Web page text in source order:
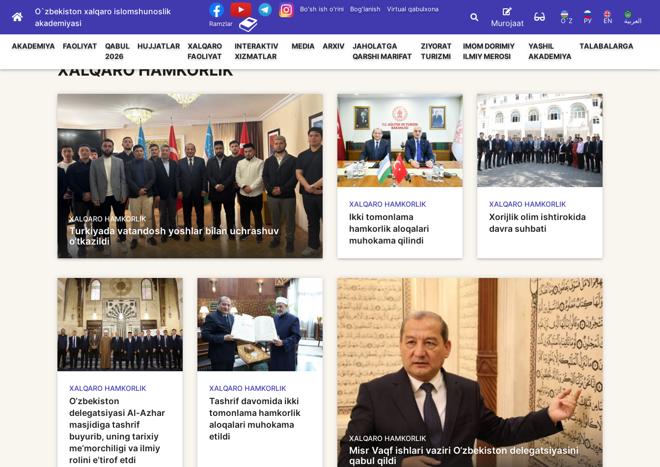
O`zbekiston xalqaro islomshunoslik
akademiyasi
Bo'sh ish o'rini Bog'lanish
Virtual qabulxona
Ramzlar
Murojaat O`Z РУ EN العربية
AKADEMIYA FAOLIYAT
QABUL
2026
HUJJATLAR
XALQARO
FAOLIYAT
INTERAKTIV
XIZMATLAR
MEDIA ARXIV
JAHOLATGA
QARSHI MARIFAT
ZIYORAT
TURIZMI
IMOM DORIMIY
ILMIY MEROSI
YASHIL
AKADEMIYA
TALABALARGA
XALQARO HAMKORLIK
XALQARO HAMKORLIK
Turkiyada vatandosh yoshlar bilan uchrashuv
o‘tkazildi
XALQARO HAMKORLIK
Ikki tomonlama
hamkorlik aloqalari
muhokama qilindi
XALQARO HAMKORLIK
Xorijlik olim ishtirokida
davra suhbati
XALQARO HAMKORLIK
Misr Vaqf ishlari vaziri O‘zbekiston delegatsiyasini
qabul qildi
XALQARO HAMKORLIK
O‘zbekiston
delegatsiyasi Al-Azhar
masjidiga tashrif
buyurib, uning tarixiy
me’morchiligi va ilmiy
rolini e’tirof etdi
XALQARO HAMKORLIK
Tashrif davomida ikki
tomonlama hamkorlik
aloqalari muhokama
etildi